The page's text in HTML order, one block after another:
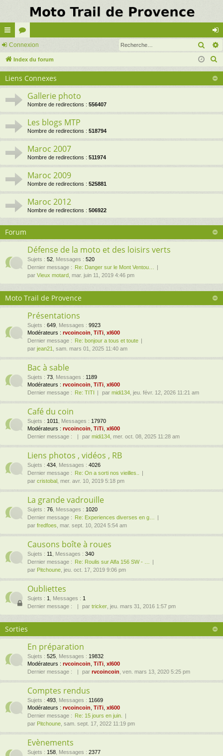
cc
ès
ra
or
u
on
ne
xi
Connexion
Index du forum
Liens Connexes
Gallerie photo
Nombre de redirections : 556407
Les blogs MTP
Nombre de redirections : 518794
Maroc 2007
Nombre de redirections : 511974
Maroc 2009
Nombre de redirections : 525881
Maroc 2012
Nombre de redirections : 506922
Forum
Défense de la moto et des loisirs verts
Sujets : 52 Messages : 520
Dernier message :
Re: Danger sur le Mont Ventou…
par Vieux motard , mar. juin 11, 2019 4:46 pm
Moto Trail de Provence
Présentations
Sujets : 649 Messages : 9923
Modérateurs : rvcoincoin TiTi xl600
Dernier message :
Re: bonjour a tous et toute
par jean21 , sam. mars 01, 2025 11:40 am
Bac à sable
Sujets : 73 Messages : 1189
Modérateurs : rvcoincoin TiTi xl600
Dernier message :
Re: TITI par midi134 , jeu. févr. 12, 2026 11:21 am
Café du coin
Sujets : 1011 Messages : 17970
Modérateurs : rvcoincoin TiTi xl600
Dernier message :
par midi134 , mer. oct. 08, 2025 11:28 am
Liens photos , vidéos , RB
Sujets : 434 Messages : 4026
Dernier message :
Re: On a sorti nos vieilles..
par cristobal , mer. avr. 10, 2019 5:18 pm
La grande vadrouille
Sujets : 76 Messages : 1020
Dernier message :
Re: Experiences diverses en g…
par fredfoes , mar. sept. 10, 2024 5:54 am
Causons boîte à roues
Sujets : 11 Messages : 340
Dernier message :
Re: Roulis sur Alfa 156 SW - …
par Pitchoune , jeu. oct. 17, 2019 9:06 pm
Oubliettes
Sujets : 1 Messages : 1
Dernier message :
par tricker , jeu. mars 31, 2016 1:57 pm
Sorties
En préparation
Sujets : 525 Messages : 19832
Modérateurs : rvcoincoin TiTi xl600
Dernier message :
par rvcoincoin , ven. mars 13, 2020 5:25 pm
Comptes rendus
Sujets : 493 Messages : 11669
Modérateurs : rvcoincoin TiTi xl600
Dernier message :
Re: 15 jours en juin.
par Pitchoune , sam. sept. 17, 2022 11:19 pm
Evènements
Sujets : 158 Messages : 2377